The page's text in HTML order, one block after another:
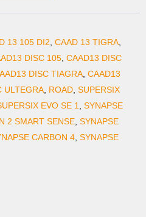
13 105 DI2 CAAD 13 TIGRA
DISC 105 CAAD13 DISC
DISC TIAGRA CAAD13
ULTEGRA ROAD SUPERSIX
EVO SE 1
SYNAPSE
2 SMART SENSE SYNAPSE
CARBON 4 SYNAPSE